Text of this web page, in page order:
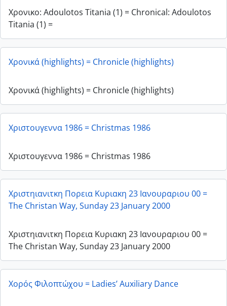
Χρονικο: Adoulotos Titania (1) = Chronical: Adoulotos
Titania (1) =
Χρονικά (highlights) = Chronicle (highlights)
Χρονικά (highlights) = Chronicle (highlights)
Χριστουγεννα 1986 = Christmas 1986
Χριστουγεννα 1986 = Christmas 1986
Χριστηιανιτκη Πορεια Κυριακη 23 Ιανουραριου 00 =
The Christan Way, Sunday 23 January 2000
Χριστηιανιτκη Πορεια Κυριακη 23 Ιανουραριου 00 =
The Christan Way, Sunday 23 January 2000
Χορός Φιλοπτώχου = Ladies’ Auxiliary Dance